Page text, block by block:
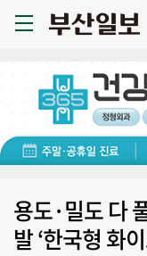
용도·밀도 다
발 ‘한국형 화